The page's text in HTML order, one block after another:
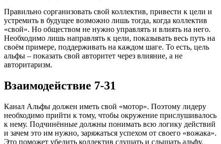
Правильно сорганизовать свой коллектив, привести к цели и
устремить в будущее возможно лишь тогда, когда коллектив
«свой». Но обществом не нужно управлять и влиять на него.
Необходимо лишь направлять к цели, показывать весь путь на
своём примере, поддерживать на каждом шаге. То есть, цель
альфы – показать свой авторитет через влияние, а не
авторитаризм.
Взаимодействие 7-31
Канал Альфы должен иметь свой «мотор». Поэтому лидеру
необходимо прийти к тому, чтобы окружение прислушивалось
к нему. Подчинённые должны понимать всю логику действий
и зачем это им нужно, заряжаться успехом от своего «вожака».
Это поможет убедить коллектив слушать и слышать альфу.